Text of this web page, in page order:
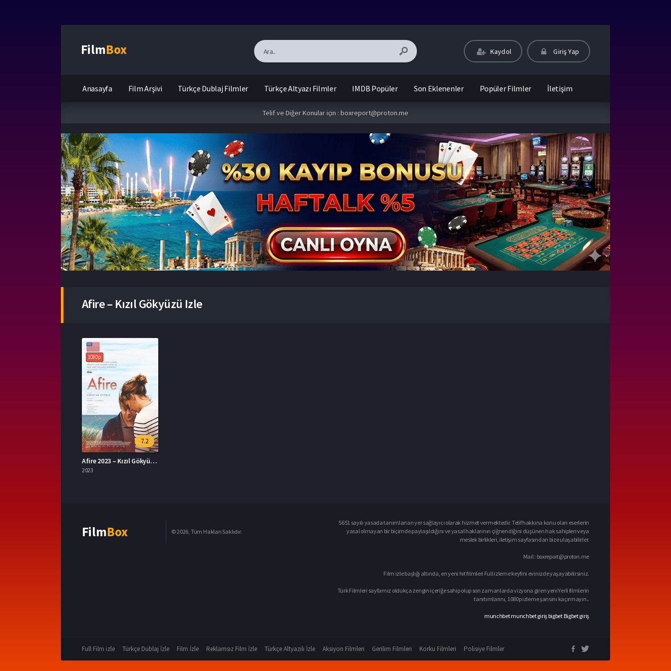
FilmBox Kaydol Giriş Yap
Anasayfa Film Arşivi Türkçe Dublaj Filmler Türkçe Altyazı Filmler IMDB Popüler Son Eklenenler Popüler Filmler İletişim
Telif ve Diğer Konular için : boxreport@proton.me
Afire – Kızıl Gökyüzü Izle
1080p
7.2
Afire 2023 – Kızıl Gökyüzü 1080p Turkce Altyazi izle
2023
FilmBox © 2026, Tüm Hakları Saklıdır.
5651 sayılı yasada tanımlanan yer sağlayıcı olarak hizmet vermektedir. Telif hakkına konu olan eserlerin
yasal olmayan bir biçimde paylaşıldığını ve yasal haklarının çiğnendiğini düşünen hak sahipleri veya
meslek birlikleri, iletişim sayfasından bize ulaşabilirler.
Mail : boxreport@proton.me
Film izle başlığı altında, en yeni hit filmleri Full izleme keyfini evinizde yaşayabilirsiniz.
Türk Filmleri sayfamız oldukça zengin içeriğe sahip olup son zamanlarda vizyona giren yeni Yerli filmlerin
tanıtımlarını, 1080p izleme şansını kaçırmayın..
munchbetmunchbet giriş bigbet Bigbet giriş
Full Film izle Türkçe Dublaj İzle Film İzle Reklamsız Film İzle Türkçe Altyazılı İzle Aksiyon Filmleri Gerilim Filmleri Korku Filmleri Polisiye Filmler